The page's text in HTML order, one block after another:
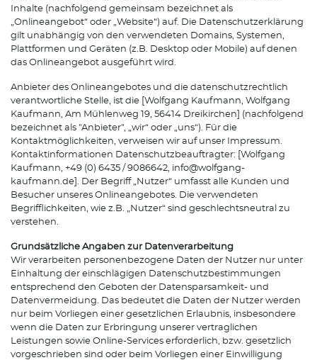
Inhalte (nachfolgend gemeinsam bezeichnet als
„Onlineangebot“ oder „Website“) auf. Die Datenschutzerklärung
gilt unabhängig von den verwendeten Domains, Systemen,
Plattformen und Geräten (z.B. Desktop oder Mobile) auf denen
das Onlineangebot ausgeführt wird.
Anbieter des Onlineangebotes und die datenschutzrechtlich
verantwortliche Stelle, ist die [Wolfgang Kaufmann, Wolfgang
Kaufmann, Am Mühlenweg 19, 56414 Dreikirchen] (nachfolgend
bezeichnet als "Anbieter", „wir“ oder „uns“). Für die
Kontaktmöglichkeiten, verweisen wir auf unser Impressum.
Kontaktinformationen Datenschutzbeauftragter: [Wolfgang
Kaufmann, +49 (0) 6435 / 9086642, info@wolfgang-
kaufmann.de]. Der Begriff „Nutzer“ umfasst alle Kunden und
Besucher unseres Onlineangebotes. Die verwendeten
Begrifflichkeiten, wie z.B. „Nutzer“ sind geschlechtsneutral zu
verstehen.
Grundsätzliche Angaben zur Datenverarbeitung
Wir verarbeiten personenbezogene Daten der Nutzer nur unter
Einhaltung der einschlägigen Datenschutzbestimmungen
entsprechend den Geboten der Datensparsamkeit- und
Datenvermeidung. Das bedeutet die Daten der Nutzer werden
nur beim Vorliegen einer gesetzlichen Erlaubnis, insbesondere
wenn die Daten zur Erbringung unserer vertraglichen
Leistungen sowie Online-Services erforderlich, bzw. gesetzlich
vorgeschrieben sind oder beim Vorliegen einer Einwilligung